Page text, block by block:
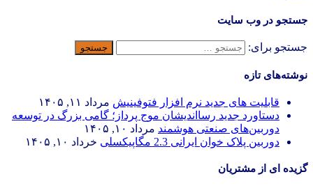
جستجو در وب سایت
جستجو برای:
نوشته‌های تازه
قابلیت های جدید نرم افزار فتوفینیش مرداد ۱۱, ۱۴۰۵
دستاورد جدید رسااندیشان موج پرداز؛ گامی بزرگ در توسعه
دوربین‌های صنعتی هوشمند مرداد ۱۰, ۱۴۰۵
دوربین پلاک خوان ایرانی 2.3 مگاپیکسلی
خرداد ۱۰, ۱۴۰۵
گزیده ای از مشتریان